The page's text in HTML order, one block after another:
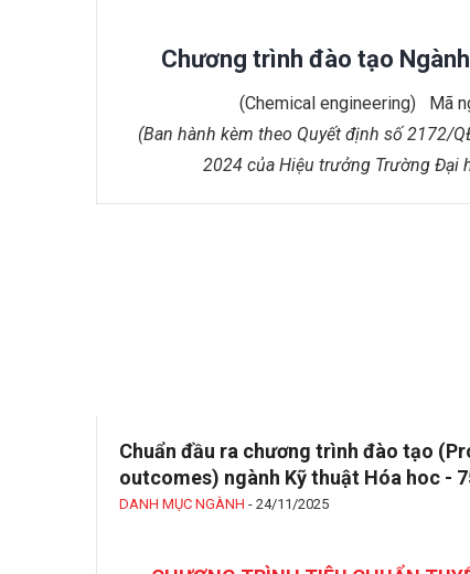
Chương trình đào tạo
(Chemical engineering) Mã
(Ban hành kèm theo Quyết định số 2172/
2024 của Hiệu trưởng Trường Đại
Chuẩn đầu ra chương trình đào tạo
outcomes) ngành Kỹ thuật Hóa hoc -
DANH MỤC NGÀNH - 24/11/2025